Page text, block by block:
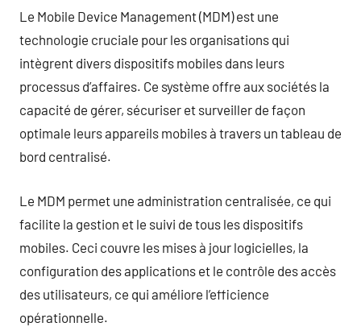
Le Mobile Device Management (MDM) est une
technologie cruciale pour les organisations qui
intègrent divers dispositifs mobiles dans leurs
processus d’affaires. Ce système offre aux sociétés la
capacité de gérer, sécuriser et surveiller de façon
optimale leurs appareils mobiles à travers un tableau de
bord centralisé.
Le MDM permet une administration centralisée, ce qui
facilite la gestion et le suivi de tous les dispositifs
mobiles. Ceci couvre les mises à jour logicielles, la
configuration des applications et le contrôle des accès
des utilisateurs, ce qui améliore l’efficience
opérationnelle.